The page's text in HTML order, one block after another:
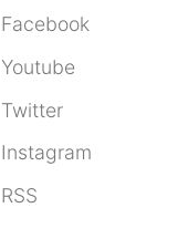
Facebook
Youtube
Twitter
Instagram
RSS